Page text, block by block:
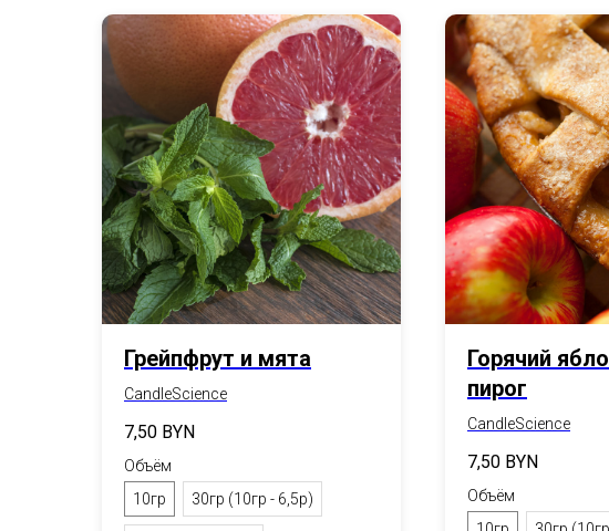
Грейпфрут и мята
CandleScience
7,50 BYN
Объём
10гр
30гр (10гр - 6,5р)
Горячий
пирог
CandleScience
7,50 BYN
Объём